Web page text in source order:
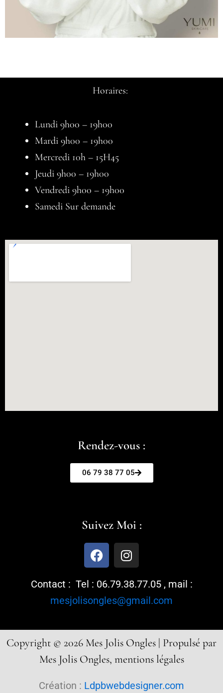
Horaires:
Lundi 9h00 – 19h00
Mardi 9h00 – 19h00
Mercredi 10h – 15H45
Jeudi 9h00 – 19h00
Vendredi 9h00 – 19h00
Samedi Sur demande
Rendez-vous :
06 79 38 77 05
Suivez Moi :
F
a
e
b
o
I
n
t
a
g
a
m
Contact : Tel : 06.79.38.77.05 , mail :
mesjolisongles@gmail.com
Copyright © 2026 Mes Jolis Ongles | Propulsé par
Mes Jolis Ongles, mentions légales
Création : Ldpbwebdesigner.com